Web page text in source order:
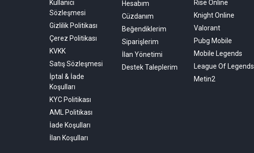
Kullanıcı
Sözleşmesi
Gizlilik Politikası
Çerez Politikası
KVKK
Satış Sözleşmesi
İptal & İade
Koşulları
KYC Politikası
AML Politikası
İade Koşulları
İlan Koşulları
Hesabım
Cüzdanım
Beğendiklerim
Siparişlerim
İlan Yönetimi
Destek Taleplerim
Rise Online
Knight Online
Valorant
Pubg Mobile
Mobile Legends
League Of Legends
Metin2